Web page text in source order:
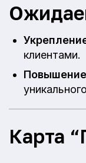
клиентами.
Карта